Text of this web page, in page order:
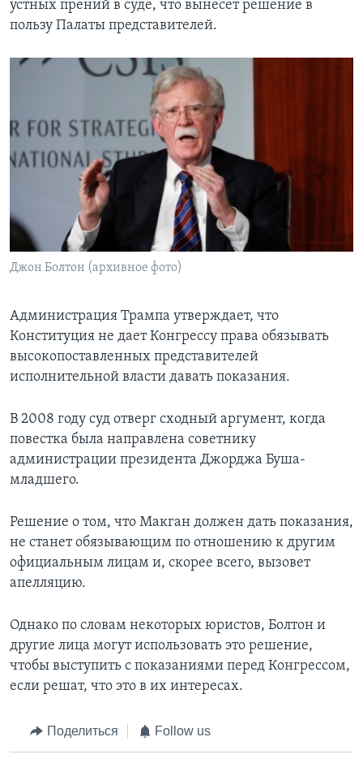
устных прений в суде, что вынесет решение в
пользу Палаты представителей.
Джон Болтон (архивное фото)
Администрация Трампа утверждает, что
Конституция не дает Конгрессу права обязывать
высокопоставленных представителей
исполнительной власти давать показания.
В 2008 году суд отверг сходный аргумент, когда
повестка была направлена советнику
администрации президента Джорджа Буша-
младшего.
Решение о том, что Макган должен дать показания,
не станет обязывающим по отношению к другим
официальным лицам и, скорее всего, вызовет
апелляцию.
Однако по словам некоторых юристов, Болтон и
другие лица могут использовать это решение,
чтобы выступить с показаниями перед Конгрессом,
если решат, что это в их интересах.
Поделиться Follow us